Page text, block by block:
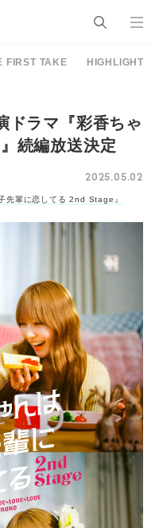
FIRST TAKE HIGHLIGHT
ドラマ『彩香ちゃ
続編放送決定
2025.05.02
先輩に恋してる 2nd Stage』